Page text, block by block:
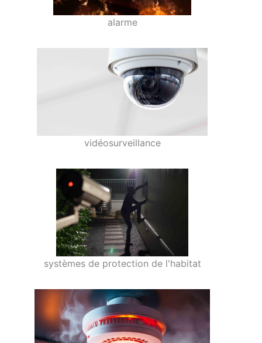
alarme
vidéosurveillance
systèmes de protection de l'habitat